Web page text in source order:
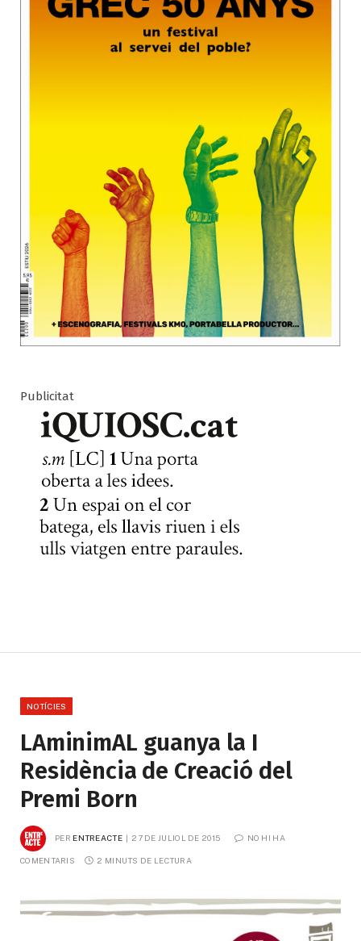
Publicitat
NOTÍCIES
LAminimAL guanya la I
Residència de Creació del
Premi Born
PER ENTREACTE 27 DE JULIOL DE 2015 NO HI HA
COMENTARIS 2 MINUTS DE LECTURA